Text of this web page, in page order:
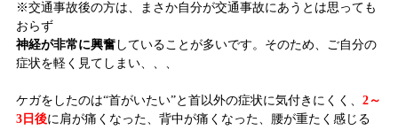
※交通事故後の方は、まさか自分が交通事故にあうとは思っても
おらず
神経が非常に興奮していることが多いです。そのため、ご自分の
症状を軽く見てしまい、、、
ケガをしたのは“首がいたい”と首以外の症状に気付きにくく、 2～
3日後に肩が痛くなった、背中が痛くなった、腰が重たく感じる